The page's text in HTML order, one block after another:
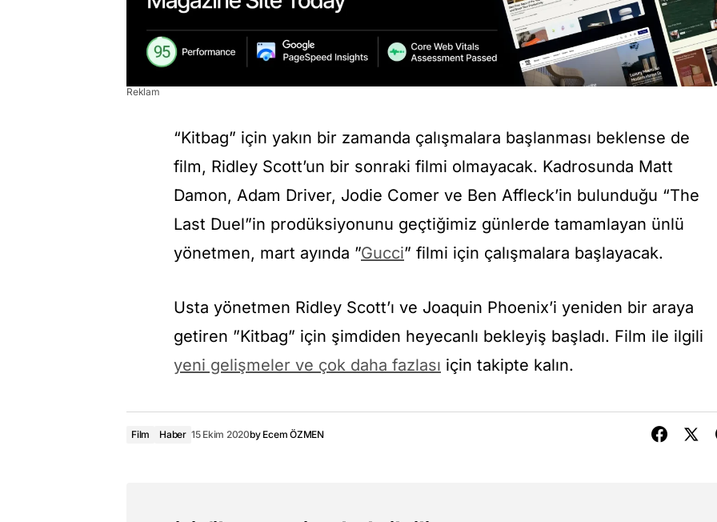
Reklam
“Kitbag” için yakın bir zamanda çalışmalara başlanması beklense de
film, Ridley Scott’un bir sonraki filmi olmayacak. Kadrosunda Matt
Damon, Adam Driver, Jodie Comer ve Ben Affleck’in bulunduğu “The
Last Duel”in prodüksiyonunu geçtiğimiz günlerde tamamlayan ünlü
yönetmen, mart ayında ”Gucci” filmi için çalışmalara başlayacak.
Usta yönetmen Ridley Scott’ı ve Joaquin Phoenix’i yeniden bir araya
getiren ”Kitbag” için şimdiden heyecanlı bekleyiş başladı. Film ile ilgili
yeni gelişmeler ve çok daha fazlası için takipte kalın.
Film Haber 15 Ekim 2020by Ecem ÖZMEN